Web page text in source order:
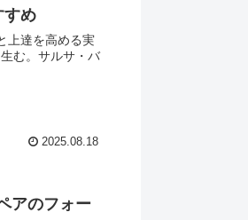
すめ
上達を高める実
む。サルサ・バ
2025.08.18
アのフォー